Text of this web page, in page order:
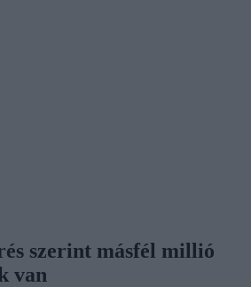
szerint másfél millió
van